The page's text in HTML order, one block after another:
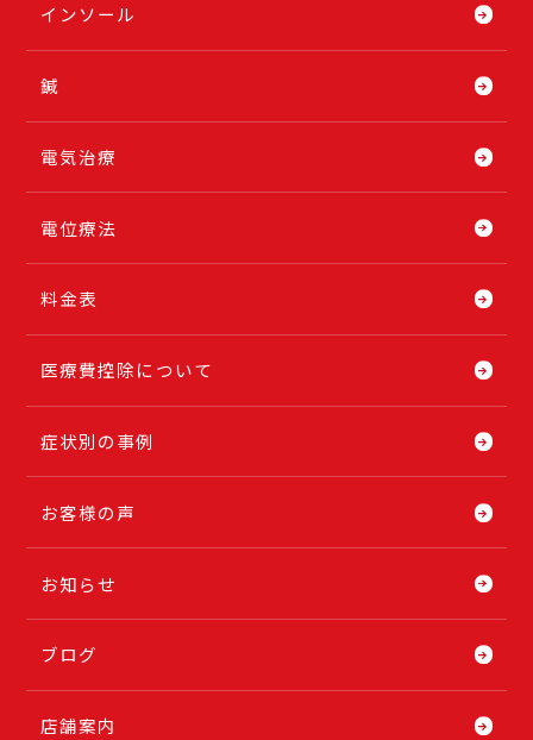
インソール
鍼
電気治療
電位療法
料金表
医療費控除について
症状別の事例
お客様の声
お知らせ
ブログ
店舗案内